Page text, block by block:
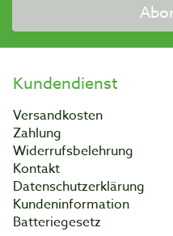
Kundendienst
Versandkosten
Zahlung
Widerrufsbelehrung
Kontakt
Datenschutzerklärung
Kundeninformation
Batteriegesetz